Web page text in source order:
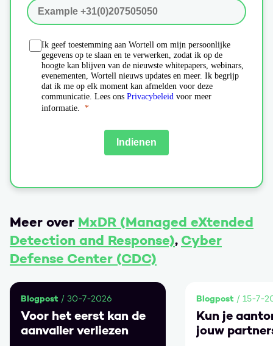
Meer over MxDR (Managed eXtended
Detection and Response),Cyber
Defense Center (CDC)
Blogpost / 30-7-2026
Voor het eerst kan de
aanvaller verliezen
Blogpost / 15-7-
Kun je
jouw